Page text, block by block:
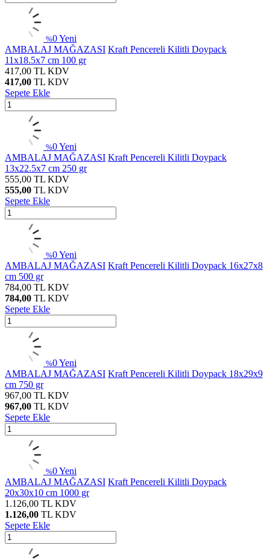
%0Yeni
AMBALAJ MAĞAZASI Kraft Pencereli Kilitli Doypack
11x18.5x7 cm 100 gr
417,00 TL KDV
417,00 TL KDV
Sepete Ekle
%0Yeni
AMBALAJ MAĞAZASI Kraft Pencereli Kilitli Doypack
13x22.5x7 cm 250 gr
555,00 TL KDV
555,00 TL KDV
Sepete Ekle
%0Yeni
AMBALAJ MAĞAZASI Kraft Pencereli Kilitli Doypack 16x27x8
cm 500 gr
784,00 TL KDV
784,00 TL KDV
Sepete Ekle
%0Yeni
AMBALAJ MAĞAZASI Kraft Pencereli Kilitli Doypack 18x29x9
cm 750 gr
967,00 TL KDV
967,00 TL KDV
Sepete Ekle
%0Yeni
AMBALAJ MAĞAZASI Kraft Pencereli Kilitli Doypack
20x30x10 cm 1000 gr
1.126,00 TL KDV
1.126,00 TL KDV
Sepete Ekle